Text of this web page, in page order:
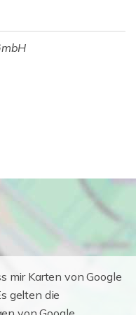
mir Karten von Google
gelten die